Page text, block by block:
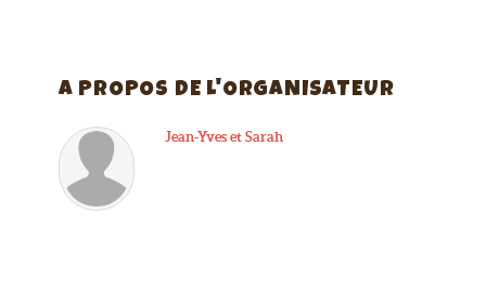
A PROPOS DE L'ORGANISATEUR
Jean-Yves et Sarah